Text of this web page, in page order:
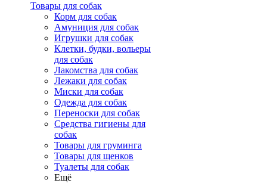
Товары для собак
Корм для собак
Амуниция для собак
Игрушки для собак
Клетки, будки, вольеры
для собак
Лакомства для собак
Лежаки для собак
Миски для собак
Одежда для собак
Переноски для собак
Средства гигиены для
собак
Товары для груминга
Товары для щенков
Туалеты для собак
Ещё